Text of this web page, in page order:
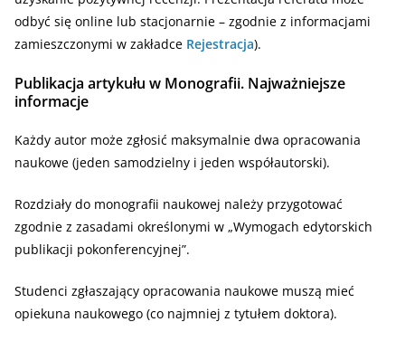
odbyć się online lub stacjonarnie – zgodnie z informacjami
zamieszczonymi w zakładce Rejestracja).
Publikacja artykułu w Monografii. Najważniejsze
informacje
Każdy autor może zgłosić maksymalnie dwa opracowania
naukowe (jeden samodzielny i jeden współautorski).
Rozdziały do monografii naukowej należy przygotować
zgodnie z zasadami określonymi w „Wymogach edytorskich
publikacji pokonferencyjnej”.
Studenci zgłaszający opracowania naukowe muszą mieć
opiekuna naukowego (co najmniej z tytułem doktora).